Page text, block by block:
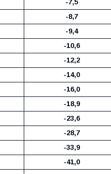
-7,5
-8,7
-9,4
-10,6
-12,2
-14,0
-16,0
-18,9
-23,6
-28,7
-33,9
-41,0